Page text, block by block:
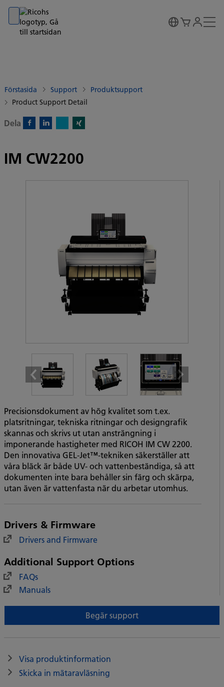
Go to banner
Go to content
Go to footer
Förstasida Support
Produktsupport
Product Support Detail
Dela
IM CW2200
Precisionsdokument av hög kvalitet som t.ex.
platsritningar, tekniska ritningar och designgrafik
skannas och skrivs ut utan ansträngning i
imponerande hastigheter med RICOH IM CW 2200.
Den innovativa GEL-Jet™-tekniken säkerställer att
våra bläck är både UV- och vattenbeständiga, så att
dokumenten inte bara behåller sin färg och skärpa,
utan även är vattenfasta när du arbetar utomhus.
Drivers & Firmware
Drivers and Firmware
Additional Support Options
FAQs
Manuals
Begär support
Visa produktinformation
Skicka in mätaravläsning